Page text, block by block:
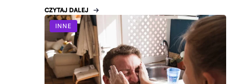
CZYTAJ DALEJ
INNE